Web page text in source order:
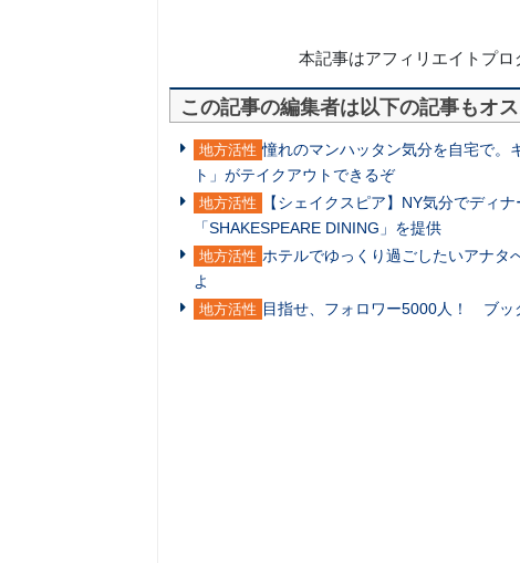
本記事はアフィリエイトプ
この記事の編集者は以下の記事もオ
地方活性 憧れのマンハッタン気分を自宅で。
ト」がテイクアウトできるぞ
地方活性
【シェイクスピア】NY気分でディ
「SHAKESPEARE DINING」を提供
地方活性 ホテルでゆっくり過ごしたいアナ
よ
地方活性 目指せ、フォロワー5000人！ ブッ